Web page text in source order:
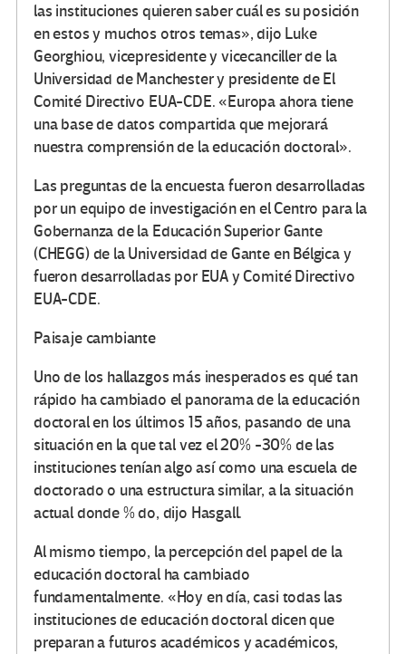
las instituciones quieren saber cuál es su posición
en estos y muchos otros temas», dijo Luke
Georghiou, vicepresidente y vicecanciller de la
Universidad de Manchester y presidente de El
Comité Directivo EUA-CDE. «Europa ahora tiene
una base de datos compartida que mejorará
nuestra comprensión de la educación doctoral».
Las preguntas de la encuesta fueron desarrolladas
por un equipo de investigación en el Centro para la
Gobernanza de la Educación Superior Gante
(CHEGG) de la Universidad de Gante en Bélgica y
fueron desarrolladas por EUA y Comité Directivo
EUA-CDE.
Paisaje cambiante
Uno de los hallazgos más inesperados es qué tan
rápido ha cambiado el panorama de la educación
doctoral en los últimos 15 años, pasando de una
situación en la que tal vez el 20% -30% de las
instituciones tenían algo así como una escuela de
doctorado o una estructura similar, a la situación
actual donde % do, dijo Hasgall.
Al mismo tiempo, la percepción del papel de la
educación doctoral ha cambiado
fundamentalmente. «Hoy en día, casi todas las
instituciones de educación doctoral dicen que
preparan a futuros académicos y académicos,